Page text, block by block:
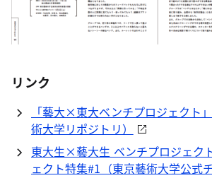
リンク
「藝大×東大ベンチプロジェクト
術大学リポジトリ）
東大生×藝大生 ベンチプロジェク
ェクト特集#1（東京藝術大学公式